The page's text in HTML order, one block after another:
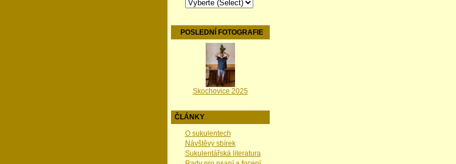
POSLEDNÍ FOTOGRAFIE
Skochovice 2025
ČLÁNKY
O sukulentech
Návštěvy sbírek
Sukulentářská literatura